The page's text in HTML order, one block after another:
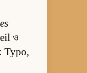
ও
Typo,